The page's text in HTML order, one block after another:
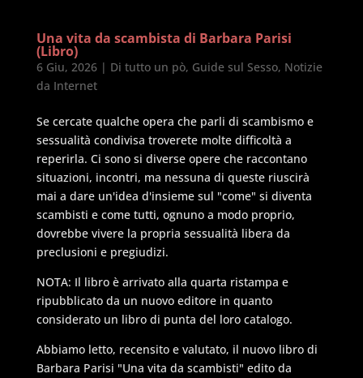
Una vita da scambista di Barbara Parisi
(Libro)
6 Giu, 2026| Di tutto un pò, Guide sul Sesso, Notizie
da Internet
Se cercate qualche opera che parli di scambismo e
sessualità condivisa troverete molte difficoltà a
reperirla. Ci sono si diverse opere che raccontano
situazioni, incontri, ma nessuna di queste riuscirà
mai a dare un'idea d'insieme sul "come" si diventa
scambisti e come tutti, ognuno a modo proprio,
dovrebbe vivere la propria sessualità libera da
preclusioni e pregiudizi.
NOTA: Il libro è arrivato alla quarta ristampa e
ripubblicato da un nuovo editore in quanto
considerato un libro di punta del loro catalogo.
Abbiamo letto, recensito e valutato, il nuovo libro di
Barbara Parisi "Una vita da scambisti" edito da